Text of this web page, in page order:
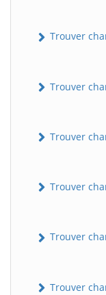
Trouver
Trouver
Trouver
Trouver
Trouver
Trouver